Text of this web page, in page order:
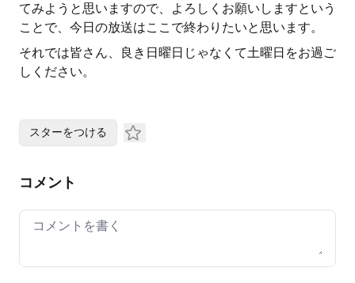
てみようと思いますので、よろしくお願いしますという
ことで、今日の放送はここで終わりたいと思います。
それでは皆さん、良き日曜日じゃなくて土曜日をお過ご
しください。
スターをつける
コメント
Your comment